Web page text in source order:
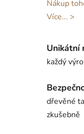
Nákup
Více... >
Unikátní
každý
dřevěné
zkušebně